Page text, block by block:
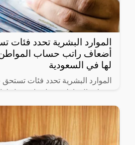
الموارد البشرية تحدد
أضعاف راتب حساب
لها في السعودية
الموارد البشرية تحدد فئات
حساب المواطن وفئات لن ينزل
الحكومة السعودية برنامج حساب
السعودية من